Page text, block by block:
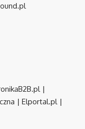
|
| Elportal.pl |